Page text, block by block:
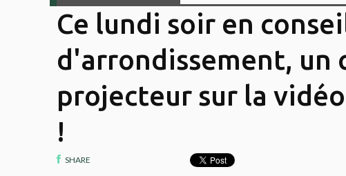
Ce lundi soir en
d'arrondissement, un
projecteur sur la
!
SHARE